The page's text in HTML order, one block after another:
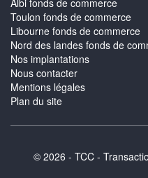
Albi fonds de commerce
Toulon fonds de commerce
Libourne fonds de commerce
Nord des landes fonds de
Nos implantations
Nous contacter
Mentions légales
Plan du site
© 2026 - TCC -